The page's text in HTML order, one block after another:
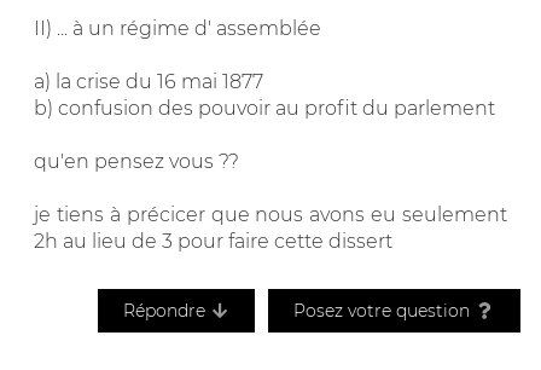
II) ... à un régime d' assemblée
a) la crise du 16 mai 1877
b) confusion des pouvoir au profit du parlement
qu'en pensez vous ??
je tiens à précicer que nous avons eu seulement
2h au lieu de 3 pour faire cette dissert
Répondre Posez votre question